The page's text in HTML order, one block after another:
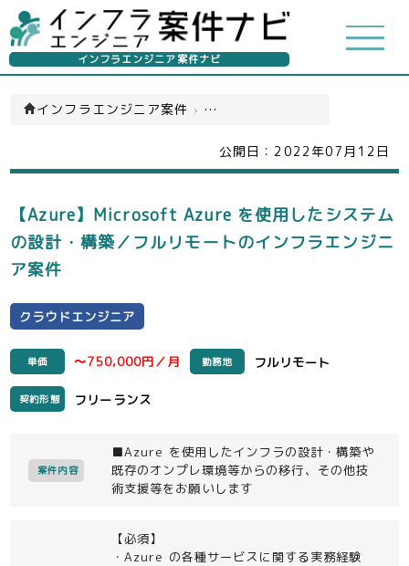
インフラエンジニア案件ナビ
インフラエンジニア案件 › クラウドエンジニア(一覧)
公開日： 2022年07月12日
【Azure】Microsoft Azure を使用したシステム
の設計・構築／フルリモートのインフラエンジニ
ア案件
クラウドエンジニア
単価 〜750,000円／月 勤務地 フルリモート
契約形態 フリーランス
案件内容
■Azure を使用したインフラの設計・構築や
既存のオンプレ環境等からの移行、その他技
術支援等をお願いします
【必須】
・Azure の各種サービスに関する実務経験